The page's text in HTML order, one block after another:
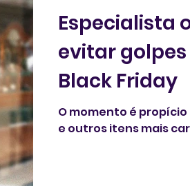
Especialista
evitar
Black Friday
O momento é
e outros itens mais